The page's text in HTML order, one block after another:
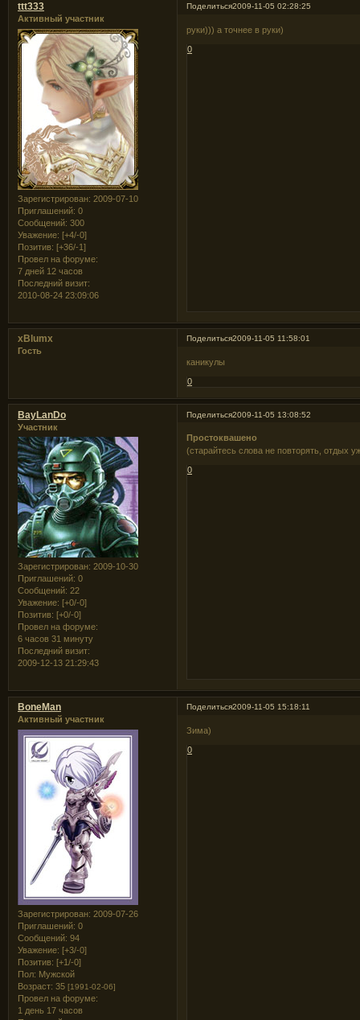
Поделиться2009-11-05 02:28:25
ttt333
Активный участник
Зарегистрирован: 2009-07-10
Приглашений: 0
Сообщений: 300
Уважение: [+4/-0]
Позитив: [+36/-1]
Провел на форуме:
7 дней 12 часов
Последний визит:
2010-08-24 23:09:06
руки))) а точнее в руки)
0
Поделиться2009-11-05 11:58:01
xBlumx
Гость
каникулы
0
Поделиться2009-11-05 13:08:52
BayLanDo
Участник
Зарегистрирован: 2009-10-30
Приглашений: 0
Сообщений: 22
Уважение: [+0/-0]
Позитив: [+0/-0]
Провел на форуме:
6 часов 31 минуту
Последний визит:
2009-12-13 21:29:43
Простоквашено
(старайтесь слова не повторять, отдых
0
Поделиться2009-11-05 15:18:11
BoneMan
Активный участник
Зарегистрирован: 2009-07-26
Приглашений: 0
Сообщений: 94
Уважение: [+3/-0]
Позитив: [+1/-0]
Пол: Мужской
Возраст: 35 [1991-02-06]
Провел на форуме:
1 день 17 часов
Зима)
0